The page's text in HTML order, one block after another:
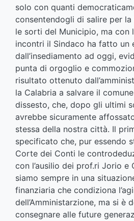
solo con quanti
consentendogli di salire per
le sorti del Municipio, ma con
incontri il Sindaco ha fatto un
dall’insediamento ad oggi,
punta di orgoglio e
risultato ottenuto
la Calabria a salvare il
dissesto, che, dopo gli ultimi
avrebbe sicuramente
stessa della nostra città. Il
specificato che, pur essendo
Corte dei Conti le
con l’ausilio dei prof.ri Jorio e
siamo sempre in una
finanziaria che condiziona
dell’Amministarzione, ma si è
consegnare alle future